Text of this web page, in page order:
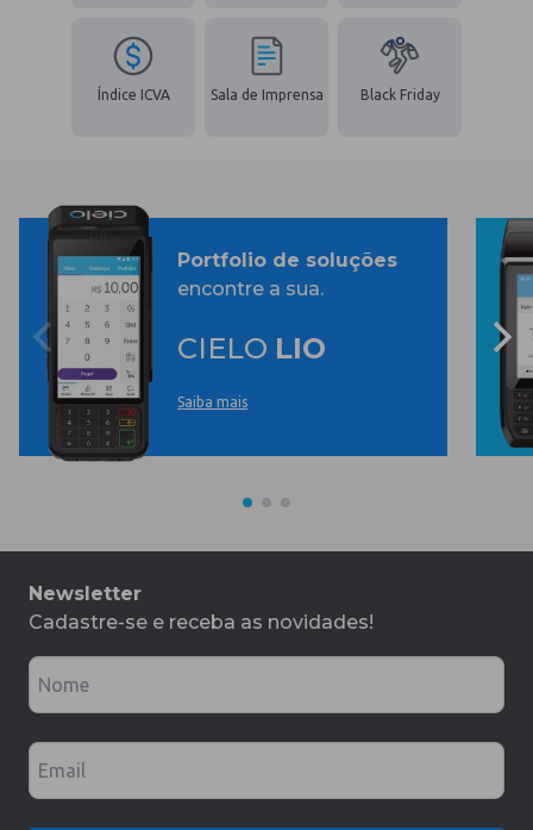
Índice ICVA Sala de Imprensa Black Friday
Portfolio de soluções
encontre a sua.
CIELO LIO
Saiba mais
Newsletter
Cadastre-se e receba as novidades!
Nome
Email